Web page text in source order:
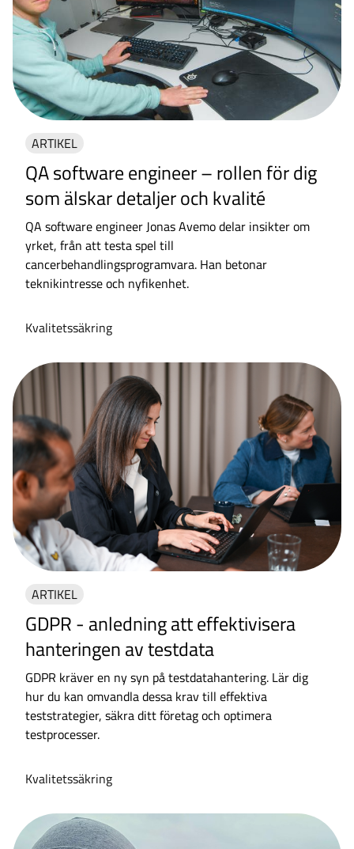
ARTIKEL
QA software engineer – rollen för dig
som älskar detaljer och kvalité
QA software engineer Jonas Avemo delar insikter om
yrket, från att testa spel till
cancerbehandlingsprogramvara. Han betonar
teknikintresse och nyfikenhet.
Kvalitetssäkring
ARTIKEL
GDPR - anledning att effektivisera
hanteringen av testdata
GDPR kräver en ny syn på testdatahantering. Lär dig
hur du kan omvandla dessa krav till effektiva
teststrategier, säkra ditt företag och optimera
testprocesser.
Kvalitetssäkring